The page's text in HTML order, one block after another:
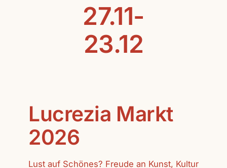
27.11-
23.12
Lucrezia Markt
2026
Lust auf Schönes? Freude an Kunst, Kultur